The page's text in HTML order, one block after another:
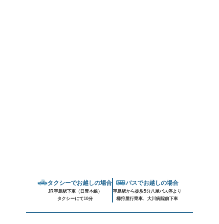
タクシーでお越しの場合
JR宇島駅下車（日豊本線）
タクシーにて10分
バスでお越しの場合
宇島駅から徒歩5分八屋バス停より
櫛狩屋行乗車、大川病院前下車